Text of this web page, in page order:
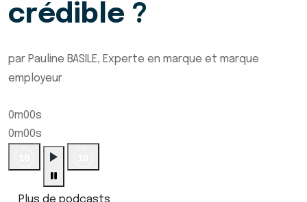
crédible ?
par Pauline BASILE, Experte en marque et marque
employeur
0m00s
0m00s
Plus de podcasts